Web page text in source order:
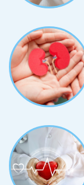
自覚する症状はほ
症状＞ ・立ちくらみ ・めまい ・頭痛 ・全身の倦怠感、疲労感 ・喉が渇
いて沢山の水がほし
ゆみ、乾燥 ・目が
食べているのに痩せる
よる中枢神経症状 血糖値が50mg/dl程度の状態が続くと「中枢神経症
状」が現れます。具
つが回らない、ぎ
る」、さらに昏睡
欠です。普段から血
っている可能性も考
りますので、十分に注意してくだ
消するために 普段の血糖値は正常でも、食後に血糖値が異常に高くなる